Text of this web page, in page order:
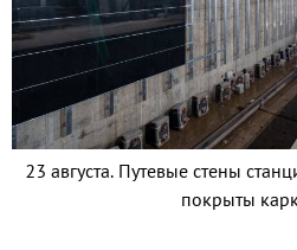
23 августа. Путевые стены
покрыты